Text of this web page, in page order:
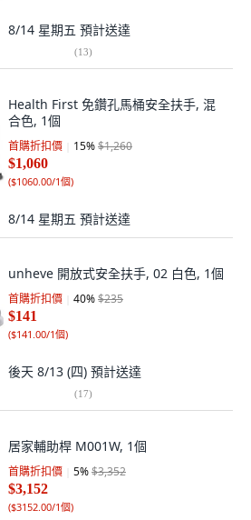
8/14 星期五 預計送達
(13)
Health First 免鑽孔馬桶安全扶手, 混
合色, 1個
首購折扣價 15%$1,260
$1,060
($1060.00/1個)
8/14 星期五 預計送達
unheve 開放式安全扶手, 02 白色, 1個
首購折扣價 40%$235
$141
($141.00/1個)
後天 8/13 (四) 預計送達
(17)
居家輔助桿 M001W, 1個
首購折扣價 5%$3,352
$3,152
($3152.00/1個)